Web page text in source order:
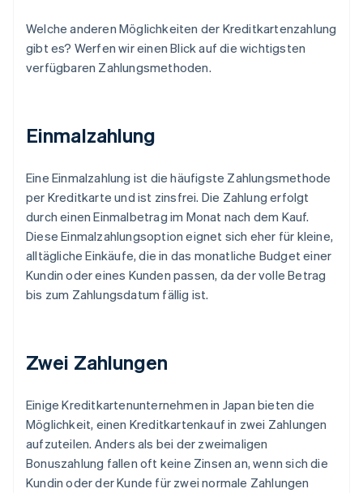
Welche anderen Möglichkeiten der Kreditkartenzahlung
gibt es? Werfen wir einen Blick auf die wichtigsten
verfügbaren Zahlungsmethoden.
Einmalzahlung
Eine Einmalzahlung ist die häufigste Zahlungsmethode
per Kreditkarte und ist zinsfrei. Die Zahlung erfolgt
durch einen Einmalbetrag im Monat nach dem Kauf.
Diese Einmalzahlungsoption eignet sich eher für kleine,
alltägliche Einkäufe, die in das monatliche Budget einer
Kundin oder eines Kunden passen, da der volle Betrag
bis zum Zahlungsdatum fällig ist.
Zwei Zahlungen
Einige Kreditkartenunternehmen in Japan bieten die
Möglichkeit, einen Kreditkartenkauf in zwei Zahlungen
aufzuteilen. Anders als bei der zweimaligen
Bonuszahlung fallen oft keine Zinsen an, wenn sich die
Kundin oder der Kunde für zwei normale Zahlungen